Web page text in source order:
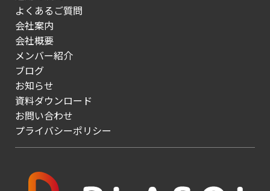
よくあるご質問
会社案内
会社概要
メンバー紹介
ブログ
お知らせ
資料ダウンロード
お問い合わせ
プライバシーポリシー